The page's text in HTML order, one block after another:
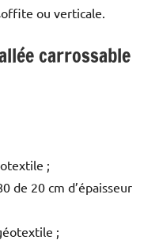
ou verticale.
carrossable
;
de 20 cm d’épaisseur
;